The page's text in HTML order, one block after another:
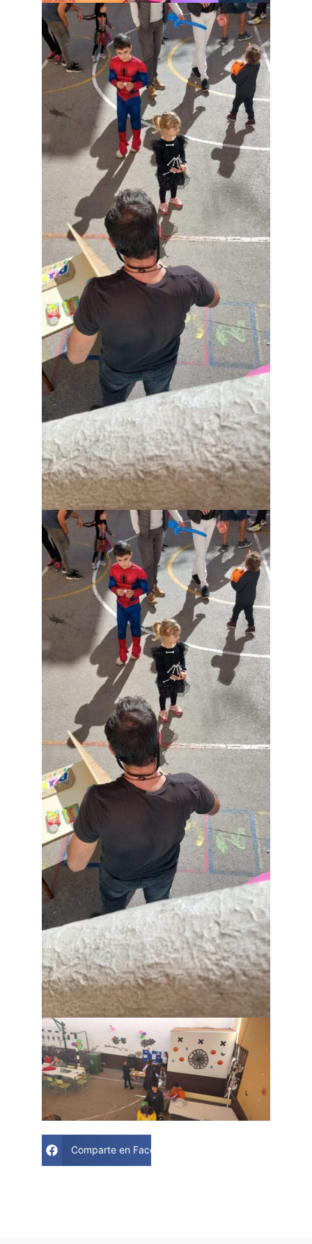
Comparte en Facebook